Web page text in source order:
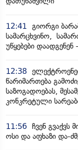
12:41
გიორგი
სამარცხვინო,
უწყებები
12:38
წარიმართება
საზოგადოებას,
კონკრეტული
11:56 ჩვენ გვაქვს
ოსი და აფხაზი და-